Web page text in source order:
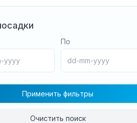
По
Применить фильтры
Очистить поиск